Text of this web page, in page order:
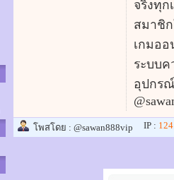
จริงทุก
สมาชิก
เกมออ
ระบบ
อุปกรณ์
โพสโดย : @sawan888vip IP :